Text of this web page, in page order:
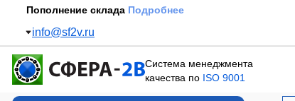
Пополнение склада Подробнее
info@sf2v.ru
Система менеджмента
качества по ISO 9001